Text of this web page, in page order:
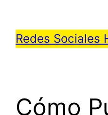
contenido
Redes Sociales
Cómo